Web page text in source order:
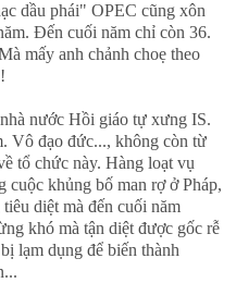
dầu phái" OPEC cũng xôn
Đến cuối năm chỉ còn 36.
mấy anh chảnh choẹ theo
nước Hồi giáo tự xưng IS.
Vô đạo đức..., không còn từ
tổ chức này. Hàng loạt vụ
cuộc khủng bố man rợ ở Pháp,
diệt mà đến cuối năm
khó mà tận diệt được gốc rễ
lạm dụng để biến thành